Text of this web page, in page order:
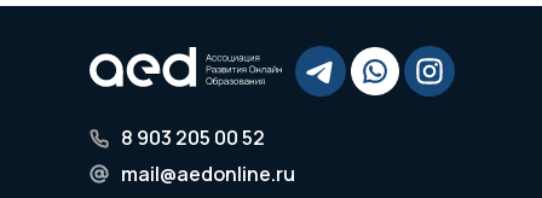
8 903 205 00 52
mail@aedonline.ru